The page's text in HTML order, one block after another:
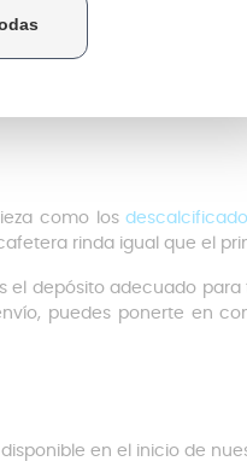
productos para que tu
como los
rinda igual que el
el depósito adecuado
puedes ponerte en
disponible en el inicio de